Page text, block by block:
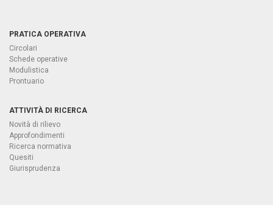
PRATICA OPERATIVA
Circolari
Schede operative
Modulistica
Prontuario
ATTIVITÀ DI RICERCA
Novità di rilievo
Approfondimenti
Ricerca normativa
Quesiti
Giurisprudenza